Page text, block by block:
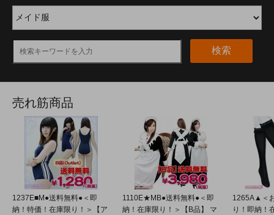
検索
売れ筋商品
1237E■M●送料無料●＜即
納！特価！在庫限り！＞【ア
1110E★MB●送料無料●＜即
納！在庫限り！＞【B品】 マ
1265A▲＜
り！即納！